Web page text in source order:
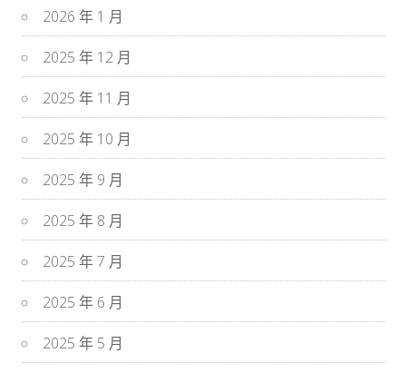
2026 年 1 月
2025 年 12 月
2025 年 11 月
2025 年 10 月
2025 年 9 月
2025 年 8 月
2025 年 7 月
2025 年 6 月
2025 年 5 月